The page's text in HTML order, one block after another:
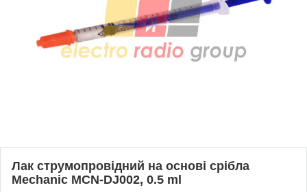
Лак струмопровідний на основі срібла
Mechanic MCN-DJ002, 0.5 ml